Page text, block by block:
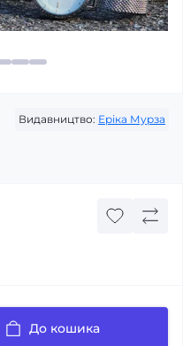
Видавництво: Еріка Мурза
До кошика